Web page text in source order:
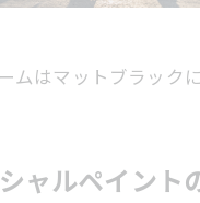
ムはマットブラック
シャルペイント